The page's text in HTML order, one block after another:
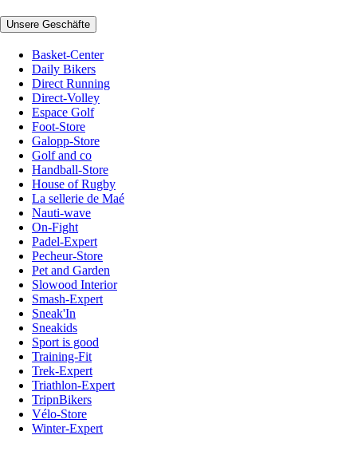
Unsere Geschäfte
Basket-Center
Daily Bikers
Direct Running
Direct-Volley
Espace Golf
Foot-Store
Galopp-Store
Golf and co
Handball-Store
House of Rugby
La sellerie de Maé
Nauti-wave
On-Fight
Padel-Expert
Pecheur-Store
Pet and Garden
Slowood Interior
Smash-Expert
Sneak'In
Sneakids
Sport is good
Training-Fit
Trek-Expert
Triathlon-Expert
TripnBikers
Vélo-Store
Winter-Expert